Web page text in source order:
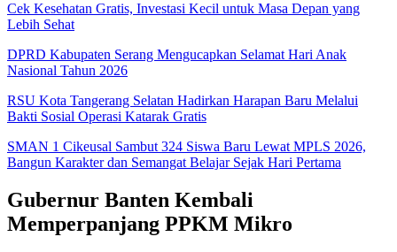
Cek Kesehatan Gratis, Investasi Kecil untuk Masa Depan yang
Lebih Sehat
DPRD Kabupaten Serang Mengucapkan Selamat Hari Anak
Nasional Tahun 2026
RSU Kota Tangerang Selatan Hadirkan Harapan Baru Melalui
Bakti Sosial Operasi Katarak Gratis
SMAN 1 Cikeusal Sambut 324 Siswa Baru Lewat MPLS 2026,
Bangun Karakter dan Semangat Belajar Sejak Hari Pertama
Gubernur Banten Kembali
Memperpanjang PPKM Mikro